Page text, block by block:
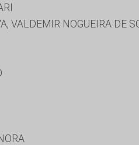
VALDEMIR NOGUEIRA DE